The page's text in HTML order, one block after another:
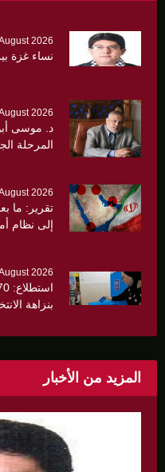
2026
نساء غزة
2026
د. موسى
المرحلة
2026
تقرير: ما
إلى نظام
2026
بنزاهة
المزيد من الأخبار